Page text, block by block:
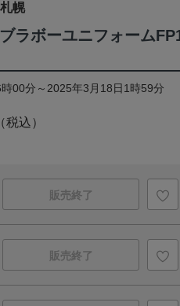
幌
ラボーユニフォーム
00分～2025年3月18日1時59分
（税込）
販売終了
販売終了